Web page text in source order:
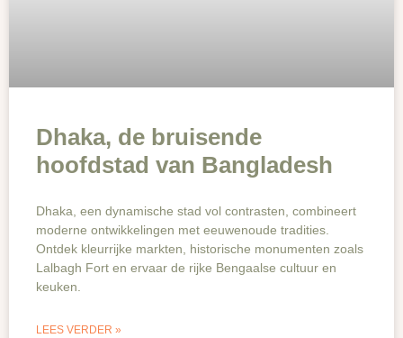
Dhaka, de bruisende
hoofdstad van Bangladesh
Dhaka, een dynamische stad vol contrasten, combineert
moderne ontwikkelingen met eeuwenoude tradities.
Ontdek kleurrijke markten, historische monumenten zoals
Lalbagh Fort en ervaar de rijke Bengaalse cultuur en
keuken.
LEES VERDER »